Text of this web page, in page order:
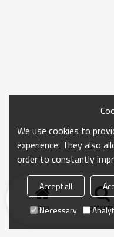
casa
We use cookies to
experience. They also
order to constantly
Accept all
Necessary